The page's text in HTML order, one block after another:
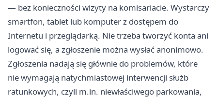
— bez konieczności wizyty na komisariacie. Wystarczy
smartfon, tablet lub komputer z dostępem do
Internetu i przeglądarką. Nie trzeba tworzyć konta ani
logować się, a zgłoszenie można wysłać anonimowo.
Zgłoszenia nadają się głównie do problemów, które
nie wymagają natychmiastowej interwencji służb
ratunkowych, czyli m.in. niewłaściwego parkowania,